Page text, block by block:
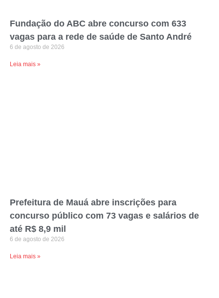
Fundação do ABC abre concurso com 633
vagas para a rede de saúde de Santo André
6 de agosto de 2026
Leia mais »
Prefeitura de Mauá abre inscrições para
concurso público com 73 vagas e salários de
até R$ 8,9 mil
6 de agosto de 2026
Leia mais »